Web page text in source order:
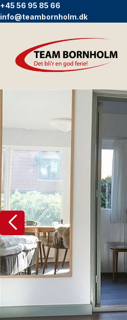
+45 56 95 85 66
info@teambornholm.dk